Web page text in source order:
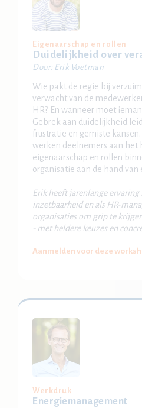
Eigenaarschap en rollen
Duidelijkheid over
Door: Erik Voetman
Wie pakt de regie bij
verwacht van de
HR? En wanneer moet
Gebrek aan duidelijkheid
frustratie en gemiste
werken deelnemers aan het
eigenaarschap en rollen
organisatie aan de hand van
Erik heeft jarenlange ervaring
inzetbaarheid en als HR-
organisaties om grip te
- met heldere keuzes en
Aanmelden voor deze
Werkdruk
Energiemanagement